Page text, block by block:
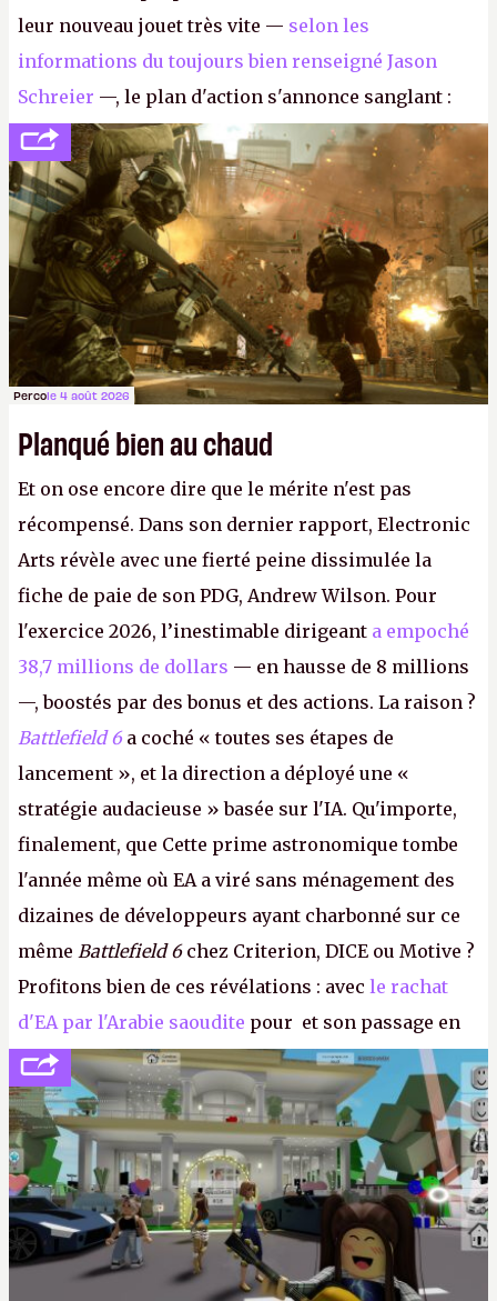
leur nouveau jouet très vite — selon les
informations du toujours bien renseigné Jason
Schreier —, le plan d'action s'annonce sanglant :
réductions de coûts drastiques, fermetures de
studios et licenciements massifs. En gros, essorer
FCetBattlefield, puis virer le reste.P.
Percole 4 août 2026
Planqué bien au chaud
Et on ose encore dire que le mérite n'est pas
récompensé. Dans son dernier rapport, Electronic
Arts révèle avec une fierté peine dissimulée la
fiche de paie de son PDG, Andrew Wilson. Pour
l'exercice 2026, l’inestimable dirigeant a empoché
38,7 millions de dollars — en hausse de 8 millions
—, boostés par des bonus et des actions. La raison ?
Battlefield 6 a coché « toutes ses étapes de
lancement », et la direction a déployé une «
stratégie audacieuse » basée sur l'IA. Qu'importe,
finalement, que Cette prime astronomique tombe
l'année même où EA a viré sans ménagement des
dizaines de développeurs ayant charbonné sur ce
même Battlefield 6chez Criterion, DICE ou Motive ?
Profitons bien de ces révélations : avec le rachat
d'EA par l'Arabie saoudite pour et son passage en
société privée, l'éditeur n'aura bientôt plus
l'obligation de publier ses bilans. Encore une
victoire pour la transparence.P.